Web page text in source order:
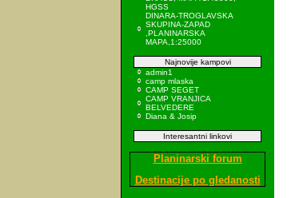
HGSS
DINARA-TROGLAVSKA
SKUPINA-ZAPAD
,PLANINARSKA
MAPA,1:25000
Najnovije kampovi
admin1
camp mlaska
CAMP SEGET
CAMP VRANJICA
BELVEDERE
Diana & Josip
Interesantni linkovi
Planinarski forum
Destinacije po gledanosti